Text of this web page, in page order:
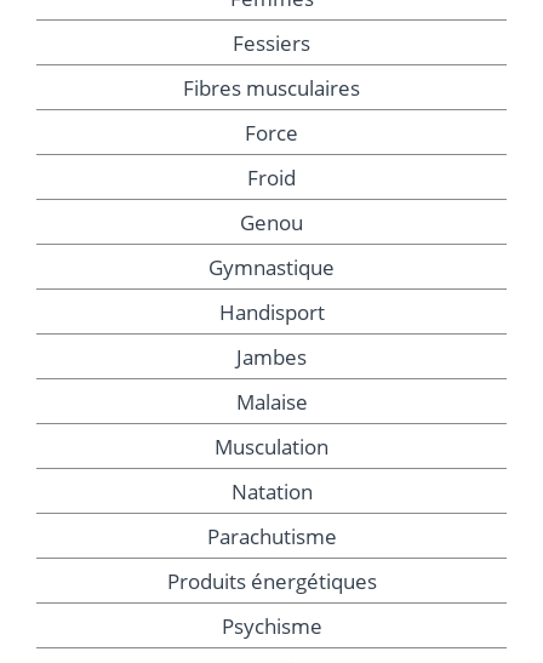
Fessiers
Fibres musculaires
Force
Froid
Genou
Gymnastique
Handisport
Jambes
Malaise
Musculation
Natation
Parachutisme
Produits énergétiques
Psychisme